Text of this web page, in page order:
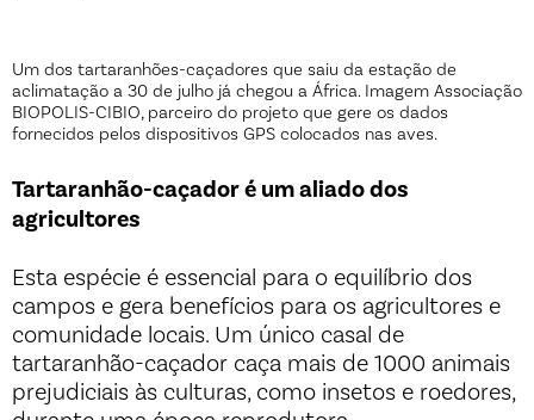
Um dos tartaranhões-caçadores que saiu da estação de
aclimatação a 30 de julho já chegou a África. Imagem Associação
BIOPOLIS-CIBIO, parceiro do projeto que gere os dados
fornecidos pelos dispositivos GPS colocados nas aves.
Tartaranhão-caçador é um aliado dos
agricultores
Esta espécie é essencial para o equilíbrio dos
campos e gera benefícios para os agricultores e
comunidade locais. Um único casal de
tartaranhão-caçador caça mais de 1000 animais
prejudiciais às culturas, como insetos e roedores,